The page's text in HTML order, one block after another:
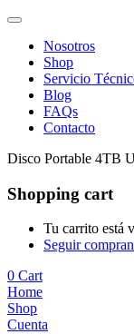
Nosotros
Shop
Servicio
Blog
FAQs
Contacto
Disco Portable 4TB
Shopping cart
Tu carrito está
Seguir
0 Cart
Home
Shop
Cuenta